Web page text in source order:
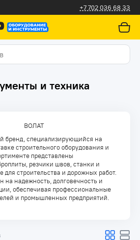
+7 702 036 68 33
и техника
бренд, специализирующийся на
строительного оборудования и
представлены
резчики швов, станки и
для строительства и дорожных работ.
на надежность, долговечность и
обеспечивая профессиональные
и промышленных предприятий.